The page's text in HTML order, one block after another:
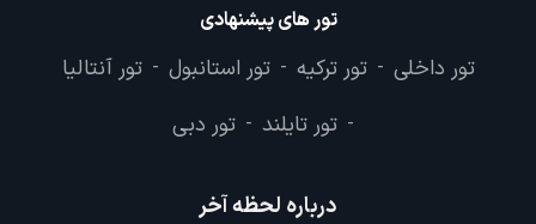
تور های پیشنهادی
تور داخلی - تور ترکیه - تور استانبول - تور آنتالیا
- تور تایلند - تور دبی
درباره لحظه آخر